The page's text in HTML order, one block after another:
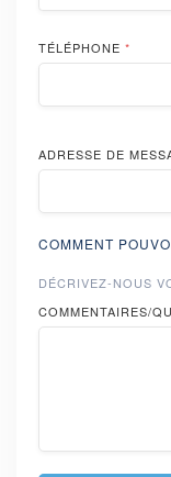
TÉLÉPHONE *
ADRESSE DE
COMMENT
DÉCRIVEZ-NOUS
COMMENTAIRES/